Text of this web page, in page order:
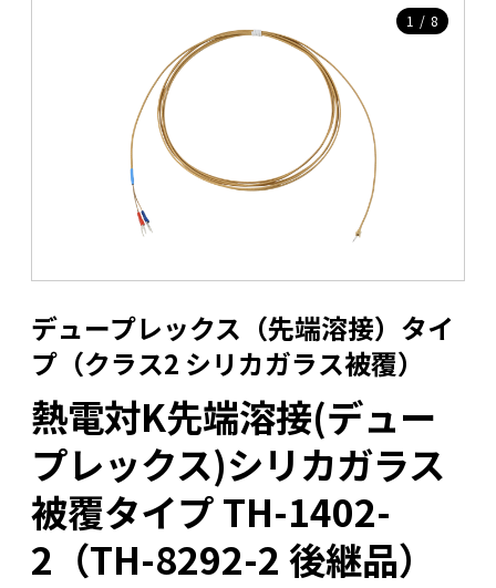
1 / 8
デュープレックス（先端溶接）タイ
プ（クラス2 シリカガラス被覆）
熱電対K先端溶接(デュー
プレックス)シリカガラス
被覆タイプ TH-1402-
2（TH-8292-2 後継品）